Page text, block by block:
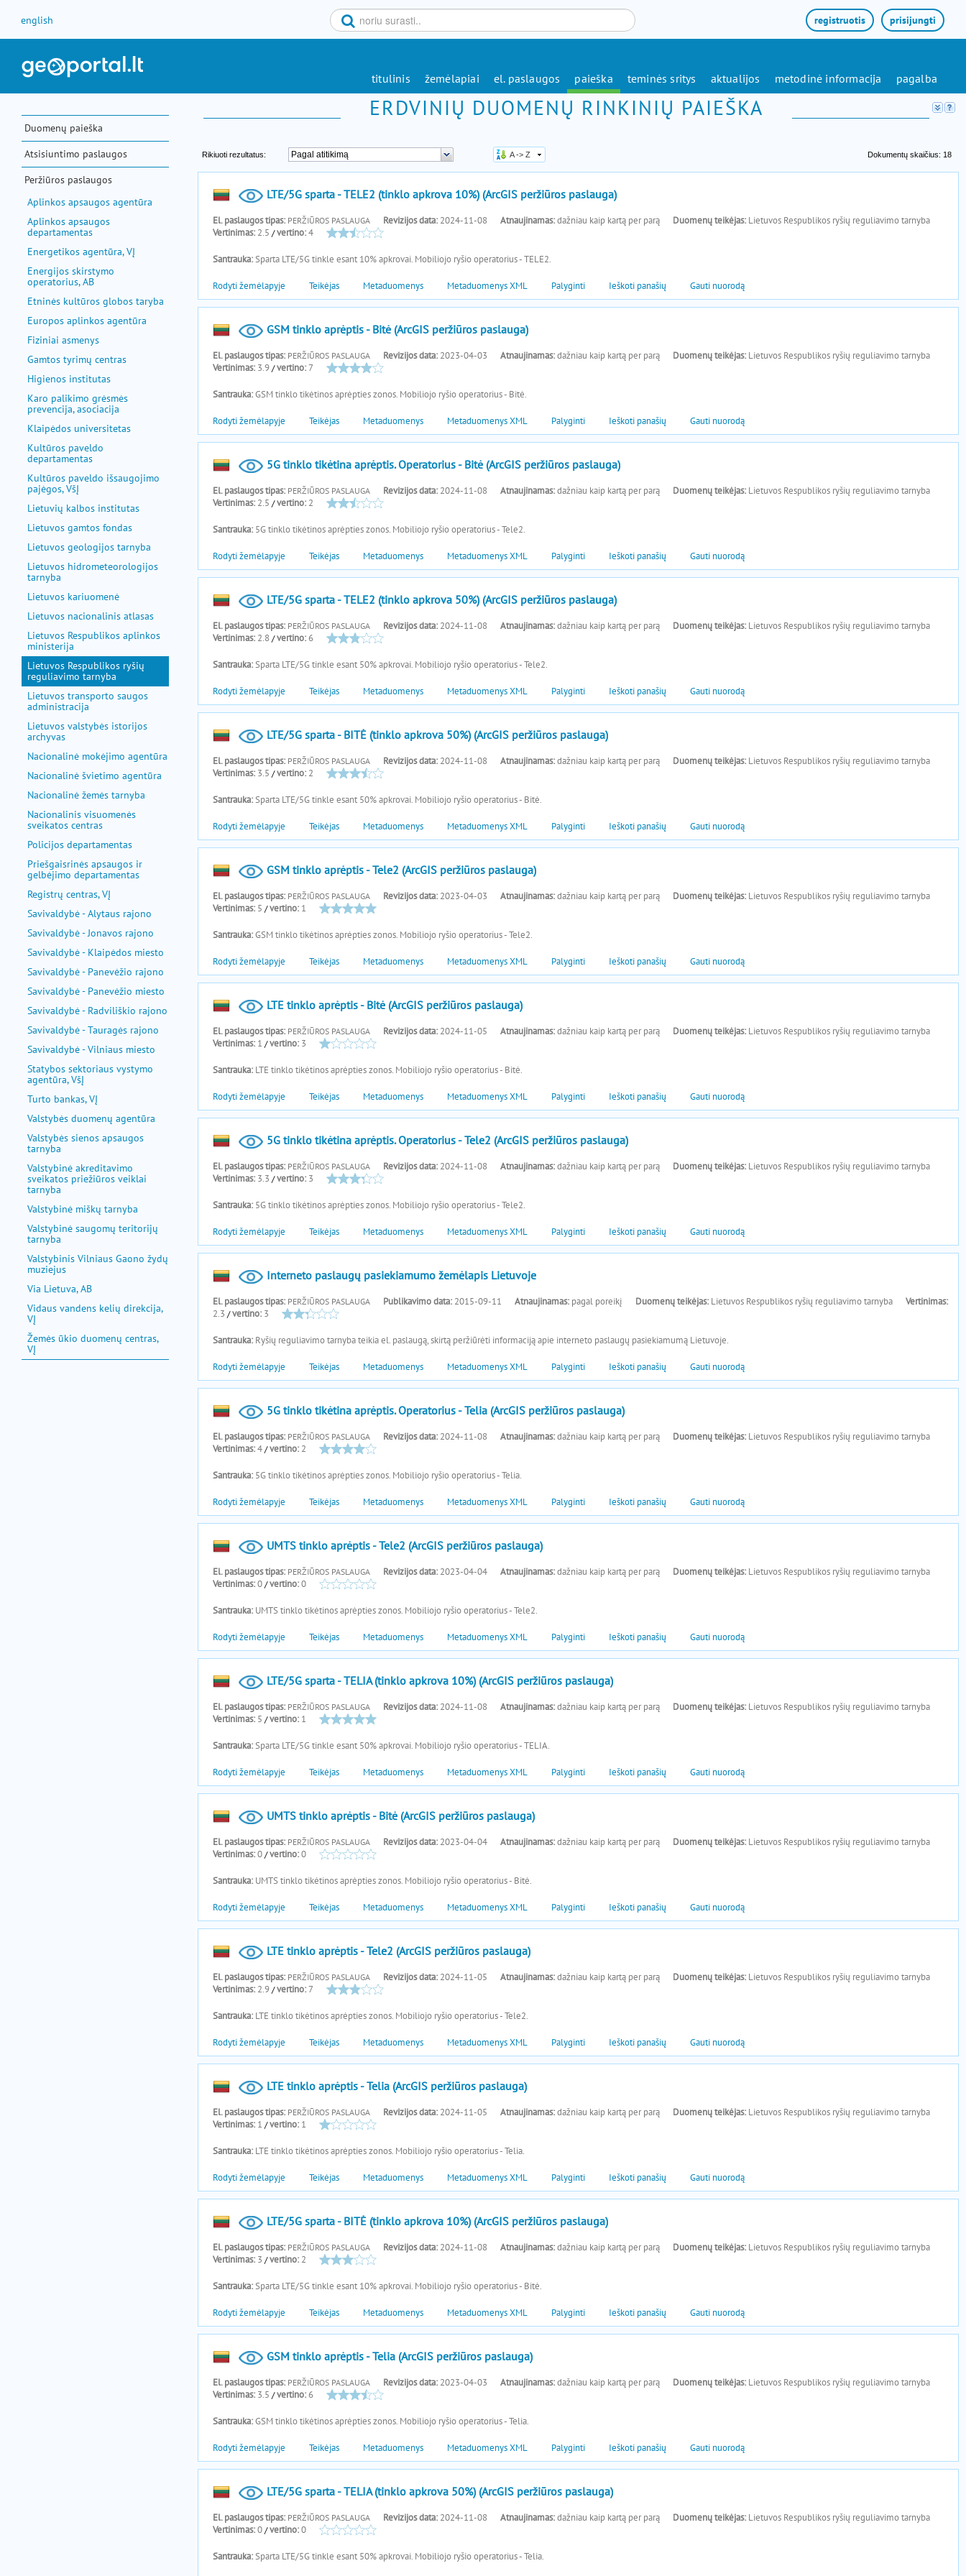
english
prisijungti
registruotis
titulinis žemėlapiai el. paslaugos paieška teminės sritys aktualijos metodinė informacija pagalba
Duomenų paieška
Atsisiuntimo paslaugos
Peržiūros paslaugos
Aplinkos apsaugos agentūra
Aplinkos apsaugos
departamentas
Energetikos agentūra, VĮ
Energijos skirstymo
operatorius, AB
Etninės kultūros globos taryba
Europos aplinkos agentūra
Fiziniai asmenys
Gamtos tyrimų centras
Higienos institutas
Karo palikimo grėsmės
prevencija, asociacija
Klaipėdos universitetas
Kultūros paveldo
departamentas
Kultūros paveldo išsaugojimo
pajėgos, VšĮ
Lietuvių kalbos institutas
Lietuvos gamtos fondas
Lietuvos geologijos tarnyba
Lietuvos hidrometeorologijos
tarnyba
Lietuvos kariuomenė
Lietuvos nacionalinis atlasas
Lietuvos Respublikos aplinkos
ministerija
Lietuvos Respublikos ryšių
reguliavimo tarnyba
Lietuvos transporto saugos
administracija
Lietuvos valstybės istorijos
archyvas
Nacionalinė mokėjimo agentūra
Nacionalinė švietimo agentūra
Nacionalinė žemės tarnyba
Nacionalinis visuomenės
sveikatos centras
Policijos departamentas
Priešgaisrinės apsaugos ir
gelbėjimo departamentas
Registrų centras, VĮ
Savivaldybė - Alytaus rajono
Savivaldybė - Jonavos rajono
Savivaldybė - Klaipėdos miesto
Savivaldybė - Panevėžio rajono
Savivaldybė - Panevėžio miesto
Savivaldybė - Radviliškio rajono
Savivaldybė - Tauragės rajono
Savivaldybė - Vilniaus miesto
Statybos sektoriaus vystymo
agentūra, VšĮ
Turto bankas, VĮ
Valstybės duomenų agentūra
Valstybės sienos apsaugos
tarnyba
Valstybinė akreditavimo
sveikatos priežiūros veiklai
tarnyba
Valstybinė miškų tarnyba
Valstybinė saugomų teritorijų
tarnyba
Valstybinis Vilniaus Gaono žydų
muziejus
Via Lietuva, AB
Vidaus vandens kelių direkcija,
VĮ
Žemės ūkio duomenų centras,
VĮ